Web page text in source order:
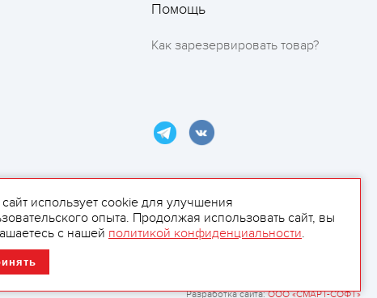
Разработка сайта:ООО «СМАРТ-СОФТ»
Помощь
Как зарезервировать товар?
сайт использует cookie для улучшения
опыта. Продолжая использовать сайт, вы
с нашей политикой конфиденциальности.